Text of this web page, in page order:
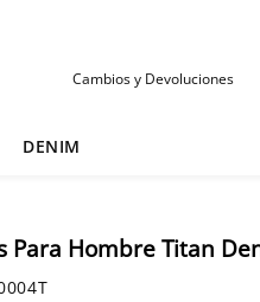
Cambios y Devoluciones
DENIM
Para Hombre Titan